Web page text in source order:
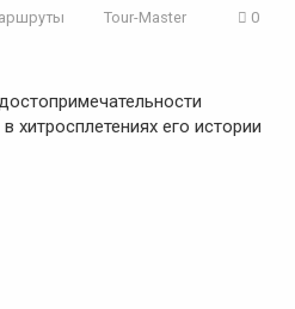
Tour-Master 0
хитросплетениях его истории